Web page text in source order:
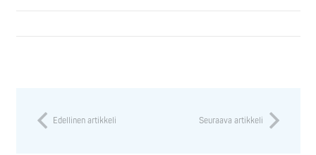
Edellinen artikkeli Seuraava artikkeli